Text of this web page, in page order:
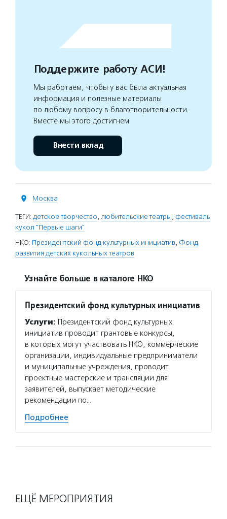
Поддержите работу АСИ!
Мы работаем, чтобы у вас была актуальная
информация и полезные материалы
по любому вопросу в благотворительности.
Вместе мы этого достигнем
Внести вклад
Москва
ТЕГИ: детское творчество, любительские театры, фестиваль
кукол "Первые шаги"
НКО: Президентский фонд культурных инициатив, Фонд
развития детских кукольных театров
Узнайте больше в каталоге НКО
Президентский фонд культурных инициатив
Услуги: Президентский фонд культурных
инициатив проводит грантовые конкурсы,
в которых могут участвовать НКО, коммерческие
организации, индивидуальные предприниматели
и муниципальные учреждения, проводит
проектные мастерские и трансляции для
заявителей, выпускает методические
рекомендации по…
Подробнее
ЕЩЁ МЕРОПРИЯТИЯ